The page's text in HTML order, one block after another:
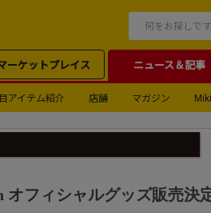
ーケットプレイス ニュース＆記事
アイテム紹介 店舗 マガジン
オフィシャルグッズ販売決